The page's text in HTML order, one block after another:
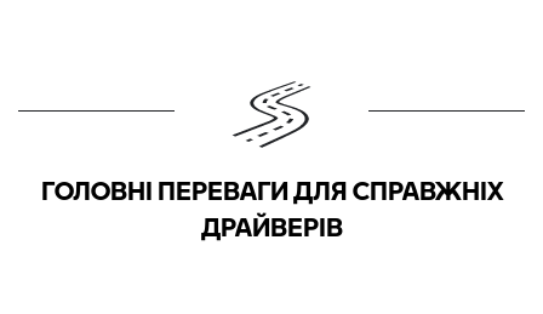
ГОЛОВНІ ПЕРЕВАГИ ДЛЯ СПРАВЖНІХ
ДРАЙВЕРІВ